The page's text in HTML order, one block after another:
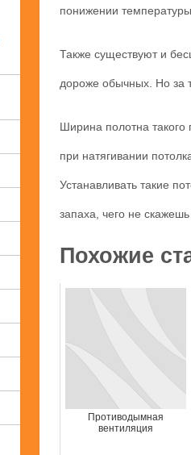
понижении
Также существуют и
дороже обычных. Но за
Ширина полотна такого
при натягивании
Устанавливать такие
запаха, чего не
Похожие
Противодымная
вентиляция